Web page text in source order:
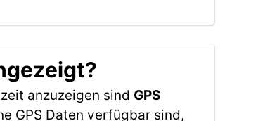
anzuzeigen sind GPS
GPS Daten verfügbar sind,